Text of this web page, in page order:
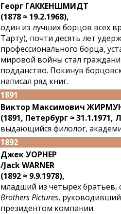
Георг ГАККЕНШМИДТ
(1878 ≈ 19.2.1968),
один из лучших борцов всех
Тарту), почти десять лет
профессионального борца,
мировой войны стал
подданство. Покинув
написал ряд книг.
1891
Виктор Максимович
(1891, Петербург ≈ 31.1.1971,
выдающийся филолог,
1892
Джек УОРНЕР
/Jack WARNER
(1892 ≈ 9.9.1978),
младший из четырех братьев,
Brothers Pictures, руководивший
президентом компании.